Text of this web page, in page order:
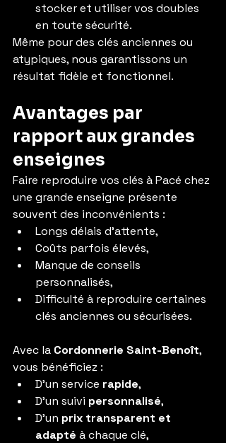
stocker et utiliser vos doubles
en toute sécurité.
Même pour des clés anciennes ou
atypiques, nous garantissons un
résultat fidèle et fonctionnel.
Avantages par
rapport aux grandes
enseignes
Faire reproduire vos clés à Pacé chez
une grande enseigne présente
souvent des inconvénients :
Longs délais d’attente,
Coûts parfois élevés,
Manque de conseils
personnalisés,
Difficulté à reproduire certaines
clés anciennes ou sécurisées.
Avec la Cordonnerie Saint-Benoît,
vous bénéficiez :
D’un service rapide,
D’un suivi personnalisé,
D’un prix transparent et
adapté à chaque clé,